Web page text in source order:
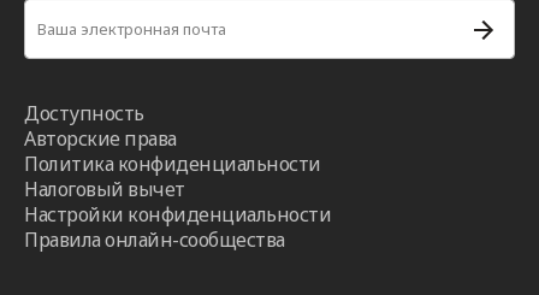
Доступность
Авторские права
Политика конфиденциальности
Налоговый вычет
Настройки конфиденциальности
Правила онлайн-сообщества